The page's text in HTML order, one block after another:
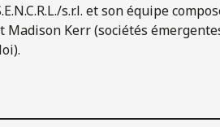
s.r.l. et son équipe
Madison Kerr (sociétés